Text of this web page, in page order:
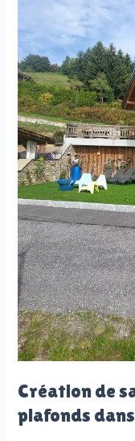
vieux
chalet
Création de
plafonds